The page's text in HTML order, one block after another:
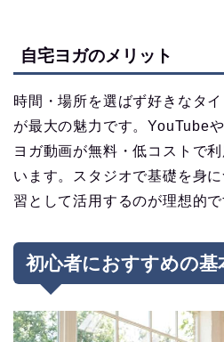
自宅ヨガのメリット
時間・場所を選ばず好きなタ
が最大の魅力です。YouTube
ヨガ動画が無料・低コストで
います。スタジオで基礎を身
習として活用するのが理想的で
初心者におすすめの基